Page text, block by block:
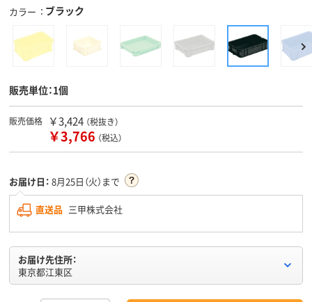
カラー ブラック
販売単位：1個
販売価格 ￥3,424 （税抜き）
￥3,766 （税込）
お届け日： 8月25日（火）まで
直送品 三甲株式会社
お届け先住所：
東京都江東区